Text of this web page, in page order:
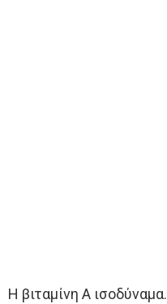
Η βιταμίνη Α ισοδύναμα.